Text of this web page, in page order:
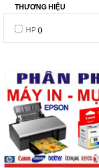
THƯƠNG HIỆU
HP ()